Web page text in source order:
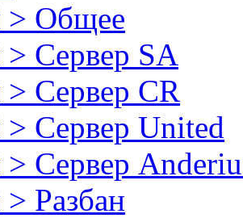
> Общее
> Сервер SA
> Сервер CR
> Сервер United
> Сервер
Разбан